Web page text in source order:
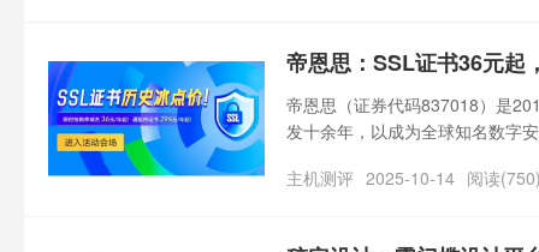
帝恩思：SSL证书36元起
帝恩思（证券代码837018）是
发十余年，以成为全球知名数字
借BOCE.COM实现网站监测与
主机测评 2025-10-14 阅读